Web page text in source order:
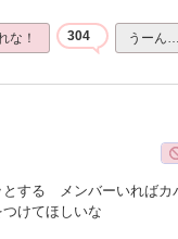
な！ 304 うーん…
とする メンバーいればカ
けてほしいな